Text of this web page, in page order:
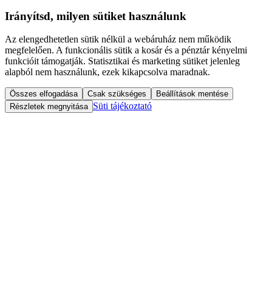
Irányítsd, milyen sütiket használunk
Az elengedhetetlen sütik nélkül a webáruház nem működik
megfelelően. A funkcionális sütik a kosár és a pénztár kényelmi
funkcióit támogatják. Statisztikai és marketing sütiket jelenleg
alapból nem használunk, ezek kikapcsolva maradnak.
Összes elfogadása Csak szükséges
Beállítások mentése
Részletek megnyitása Süti tájékoztató